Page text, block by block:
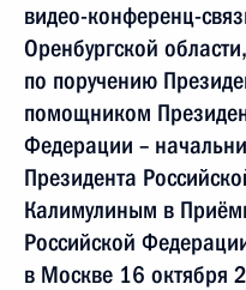
видео-конференц-
Оренбургской
по поручению
помощником
Федерации –
Президента
Калимулиным в
Российской
в Москве 16 октября